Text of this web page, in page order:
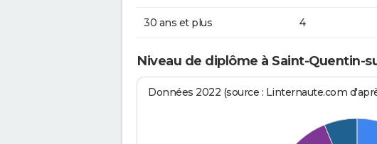
30 ans et plus 4
Niveau de diplôme à Saint-Quentin-
Données 2022 (source : Linternaute.com